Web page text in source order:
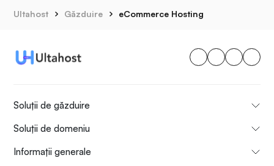
Ultahost Găzduire eCommerce Hosting
Soluții de găzduire
Soluții de domeniu
Informații generale